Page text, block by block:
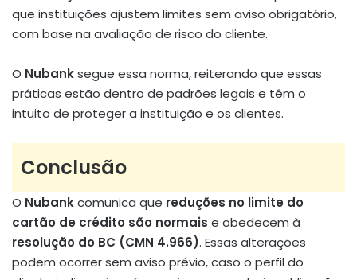
que instituições ajustem limites sem aviso obrigatório,
com base na avaliação de risco do cliente.
O Nubanksegue essa norma, reiterando que essas
práticas estão dentro de padrões legais e têm o
intuito de proteger a instituição e os clientes.
Conclusão
O Nubankcomunica que reduções no limite do
cartão de crédito são normais e obedecem à
resolução do BC (CMN 4.966). Essas alterações
podem ocorrer sem aviso prévio, caso o perfil do